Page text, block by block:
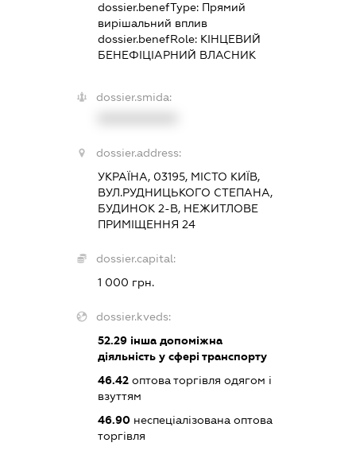
dossier.benefType: Прямий
вирішальний вплив
dossier.benefRole: КІНЦЕВИЙ
БЕНЕФІЦІАРНИЙ ВЛАСНИК
dossier.smida:
dossier.address:
УКРАЇНА, 03195, МІСТО КИЇВ,
ВУЛ.РУДНИЦЬКОГО СТЕПАНА,
БУДИНОК 2-В, НЕЖИТЛОВЕ
ПРИМІЩЕННЯ 24
dossier.capital:
1 000 грн.
dossier.kveds:
52.29інша допоміжна
діяльність у сфері транспорту
46.42оптова торгівля одягом і
взуттям
46.90неспеціалізована оптова
торгівля